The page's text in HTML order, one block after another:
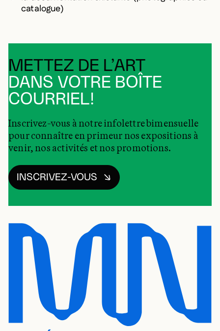
catalogue)
METTEZ DE L’ART
DANS VOTRE BOÎTE
COURRIEL!
Inscrivez-vous à notre infolettre bimensuelle
pour connaître en primeur nos expositions à
venir, nos activités et nos promotions.
INSCRIVEZ-VOUS